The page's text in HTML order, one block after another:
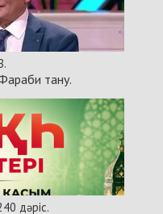
тану.
дәріс.